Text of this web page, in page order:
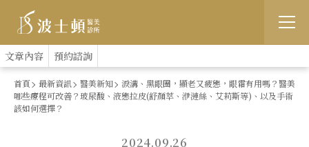
跳
:::
文章內容 預約諮詢
首頁 最新資訊 醫美新知
淚溝、黑眼圈，顯老又疲態，眼霜有用嗎？醫美
哪些療程可改善？玻尿酸、液態拉皮(舒顏萃、洢漣絲、艾莉斯等)、以及手術
該如何選擇？
2024.09.26